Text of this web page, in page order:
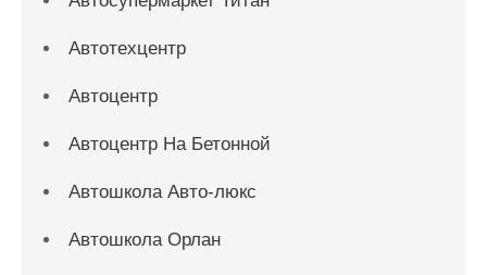
Автотехцентр
Автоцентр
Автоцентр На Бетонной
Автошкола Авто-люкс
Автошкола Орлан